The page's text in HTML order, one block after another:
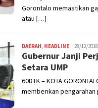
Gorontalo memastikan
atau […]
DAERAH HEADLINE Admin
28/12/2018
Gubernur Janji
Setara UMP
60DTK – KOTA
memberikan